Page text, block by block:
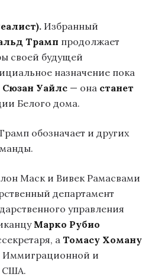
Избранный
Трамп продолжает
своей будущей
назначение пока
Сюзан Уайлс — она станет
Белого дома.
обозначает и других
Маск и Вивек Рамасвами
департамент
управления
Марко Рубио
а Томасу Хоману
Иммиграционной и
США.